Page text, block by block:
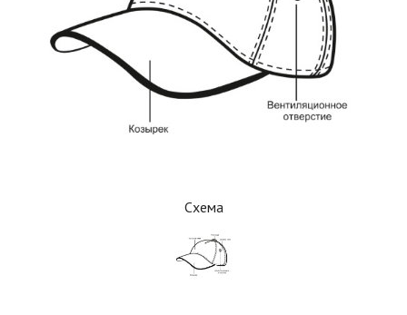
Схема